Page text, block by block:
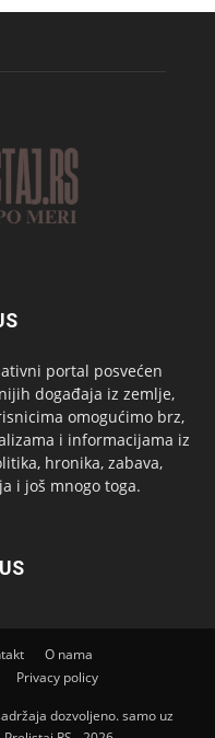
portal posvećen
događaja iz zemlje,
omogućimo brz,
i informacijama iz
hronika, zabava,
i još mnogo toga.
O nama
Privacy policy
dozvoljeno. samo uz